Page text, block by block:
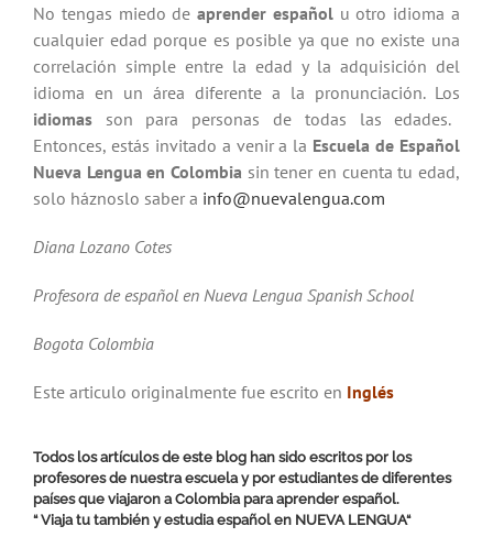
No tengas miedo deaprender españolu otro idioma a
cualquier edad porque es posible ya que no existe una
correlación simple entre la edad y la adquisición del
idioma en un área diferente a la pronunciación. Los
idiomasson para personas de todas las edades.
Entonces, estás invitado a venir a la Escuela de Español
Nueva Lengua en Colombia sin tener en cuenta tu edad,
solo háznoslo saber a info@nuevalengua.com
Diana Lozano Cotes
Profesora de español en Nueva Lengua Spanish School
Bogota Colombia
Este articulo originalmente fue escrito en Inglés
Todos los artículos de este blog han sido escritos por los
profesores de nuestra escuela y por estudiantes de diferentes
países que viajaron a Colombia para aprender español.
“ Viaja tu también y estudia español en NUEVA LENGUA“